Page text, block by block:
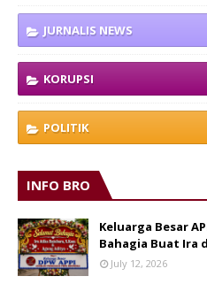
JURNALIS NEWS
KORUPSI
POLITIK
INFO BRO
Keluarga Besar
Bahagia Buat Ira
July 12, 2026